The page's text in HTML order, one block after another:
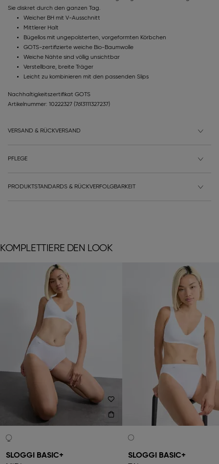
Sie diskret durch den ganzen Tag.
Weicher BH mit V-Ausschnitt
Mittlerer Halt
Bügellos mit ungepolsterten, vorgeformten Körbchen
GOTS-zertifizierte weiche Bio-Baumwolle
Weiche Nähte sind völlig unsichtbar
Verstellbare, breite Träger
Leicht zu kombinieren mit den passenden Slips
Nachhaltigkeitszertifikat GOTS
Artikelnummer: 10222327 (7613111327237)
VERSAND & RÜCKVERSAND
PFLEGE
PRODUKTSTANDARDS & RÜCKVERFOLGBARKEIT
KOMPLETTIERE DEN LOOK
SLOGGI BASIC+
SLOGGI BASIC+